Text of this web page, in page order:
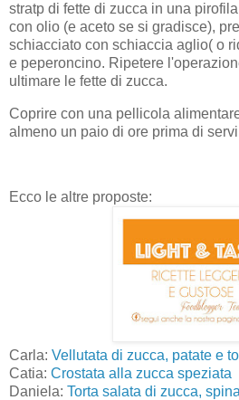
stratp di fette di zucca in una
con olio (e aceto se si gradisce),
schiacciato con schiaccia aglio( o
e peperoncino. Ripetere
ultimare le fette di zucca.
Coprire con una pellicola
almeno un paio di ore prima di
Ecco le altre proposte:
Carla: Vellutata di zucca, patate e
Catia: Crostata alla zucca speziata
Daniela: Torta salata di zucca,